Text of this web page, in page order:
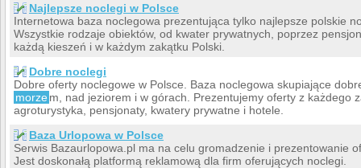
Najlepsze noclegi w Polsce
Internetowa baza noclegowa prezentująca tylko najlepsze polskie
Wszystkie rodzaje obiektów, od kwater prywatnych, poprzez
każdą kieszeń i w każdym zakątku Polski.
Dobre noclegi
Dobre oferty noclegowe w Polsce. Baza noclegowa skupiające
morze m, nad jeziorem i w górach. Prezentujemy oferty z każdego
agroturystyka, pensjonaty, kwatery prywatne i hotele.
Baza Urlopowa w Polsce
Serwis Bazaurlopowa.pl ma na celu gromadzenie i prezentowanie
Jest doskonałą platformą reklamową dla firm oferujących noclegi.